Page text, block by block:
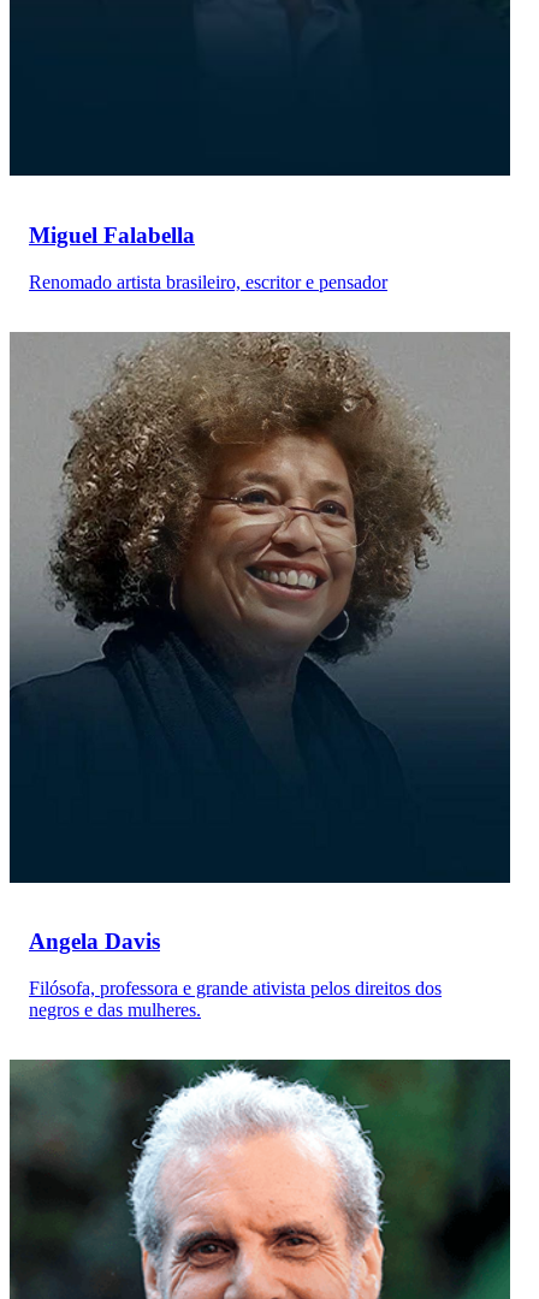
Miguel Falabella
Renomado artista brasileiro, escritor e pensador
Angela Davis
Filósofa, professora e grande ativista pelos direitos dos
negros e das mulheres.